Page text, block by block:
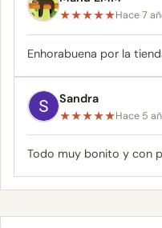
★★★★★Hace 7
Enhorabuena por la
Sandra
★★★★★Hace 5
Todo muy bonito y con